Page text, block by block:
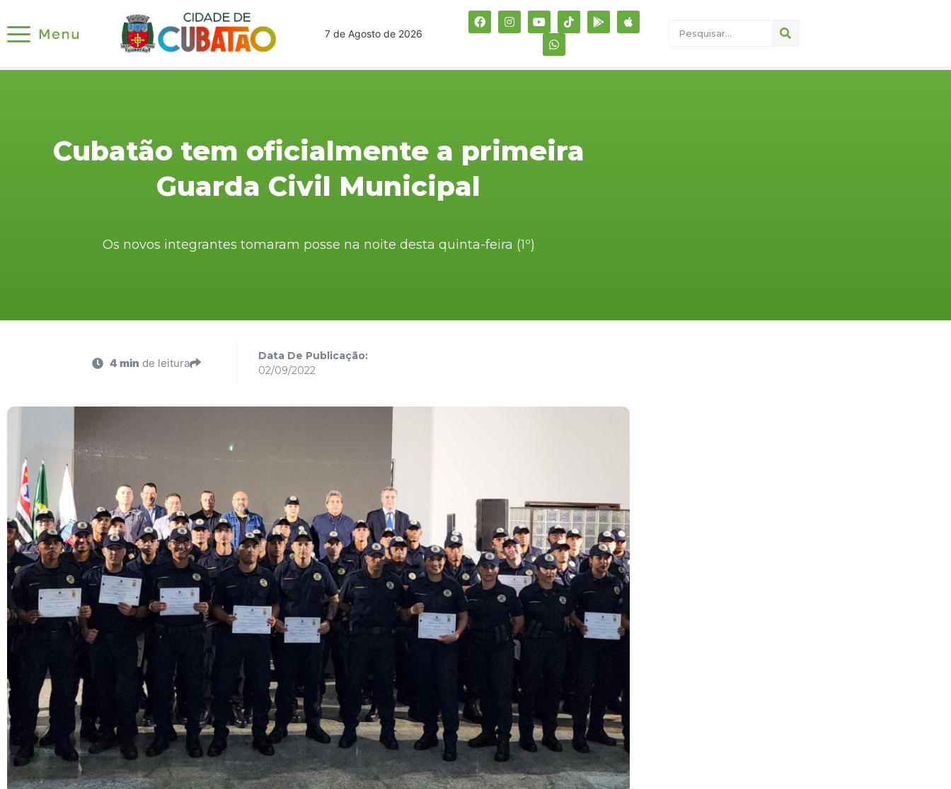
7 de Agosto de 2026
Cubatão tem oficialmente a primeira
Guarda Civil Municipal
Os novos integrantes tomaram posse na noite desta quinta-feira (1º)
4 min de leitura
Data De Publicação:
02/09/2022